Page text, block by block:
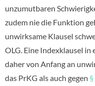
unzumutbaren
zudem nie die Funktion
unwirksame Klausel
OLG. Eine Indexklausel
daher von Anfang an
das PrKG als auch gegen